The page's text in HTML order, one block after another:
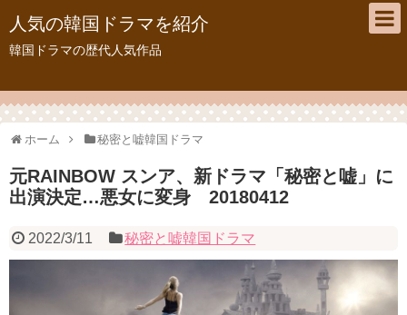
人気の韓国ドラマを紹介
韓国ドラマの歴代人気作品
ホーム 秘密と嘘韓国ドラマ
元RAINBOW スンア、新ドラマ「秘密と嘘」に
出演決定…悪女に変身 20180412
2022/3/11 秘密と嘘韓国ドラマ